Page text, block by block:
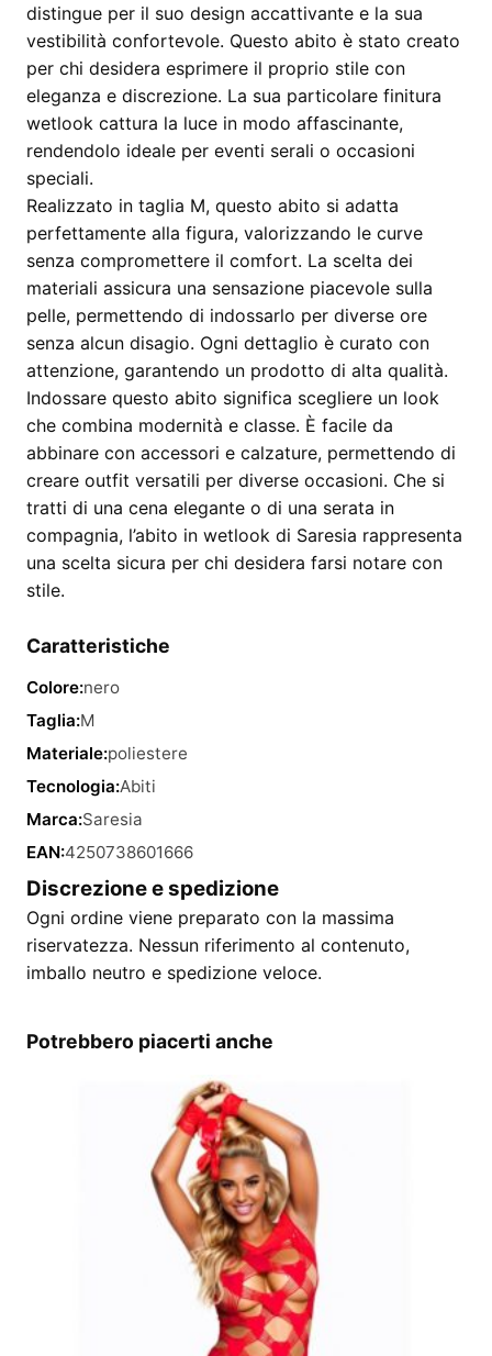
distingue per il suo design accattivante e la sua
vestibilità confortevole. Questo abito è stato creato
per chi desidera esprimere il proprio stile con
eleganza e discrezione. La sua particolare finitura
wetlook cattura la luce in modo affascinante,
rendendolo ideale per eventi serali o occasioni
speciali.
Realizzato in taglia M, questo abito si adatta
perfettamente alla figura, valorizzando le curve
senza compromettere il comfort. La scelta dei
materiali assicura una sensazione piacevole sulla
pelle, permettendo di indossarlo per diverse ore
senza alcun disagio. Ogni dettaglio è curato con
attenzione, garantendo un prodotto di alta qualità.
Indossare questo abito significa scegliere un look
che combina modernità e classe. È facile da
abbinare con accessori e calzature, permettendo di
creare outfit versatili per diverse occasioni. Che si
tratti di una cena elegante o di una serata in
compagnia, l’abito in wetlook di Saresia rappresenta
una scelta sicura per chi desidera farsi notare con
stile.
Caratteristiche
Colore:nero
Taglia:M
Materiale:poliestere
Tecnologia:Abiti
Marca:Saresia
EAN:4250738601666
Discrezione e spedizione
Ogni ordine viene preparato con la massima
riservatezza. Nessun riferimento al contenuto,
imballo neutro e spedizione veloce.
Potrebbero piacerti anche